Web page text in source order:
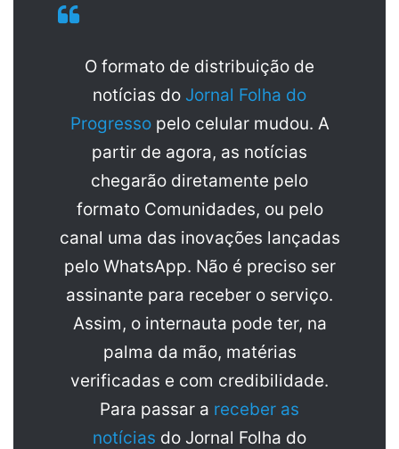
O formato de distribuição de
notícias do Jornal Folha do
Progresso pelo celular mudou. A
partir de agora, as notícias
chegarão diretamente pelo
formato Comunidades, ou pelo
canal uma das inovações lançadas
pelo WhatsApp. Não é preciso ser
assinante para receber o serviço.
Assim, o internauta pode ter, na
palma da mão, matérias
verificadas e com credibilidade.
Para passar a receber as
notícias do Jornal Folha do